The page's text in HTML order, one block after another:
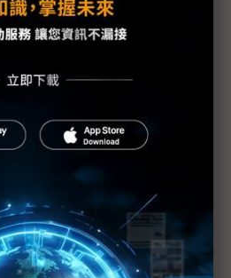
副總統：確保最先進AI硬體
福？美科技巨擘怎麼看
盟將強化DeepSeek監管 確
國AI峰會 印度總理為開發中
黎AI宣言未見美、英署名
監管AI